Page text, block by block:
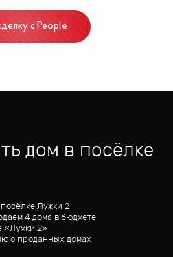
с People
дом в посёлке
Лужки 2
4 дома в бюджете
«Лужки 2»
о проданных домах